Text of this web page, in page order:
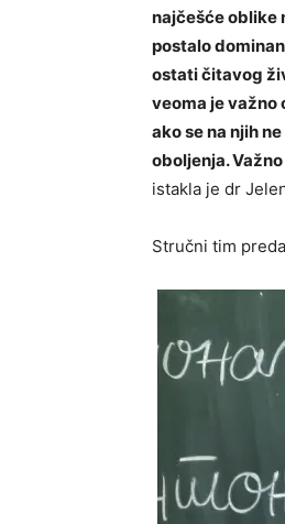
najčešće oblike
postalo
ostati čitavog
veoma je važno
ako se na njih
oboljenja.
istakla je dr
Stručni tim